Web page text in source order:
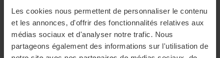
Les cookies nous permettent de personnaliser le contenu
et les annonces, d'offrir des fonctionnalités relatives aux
médias sociaux et d'analyser notre trafic. Nous
partageons également des informations sur l'utilisation de